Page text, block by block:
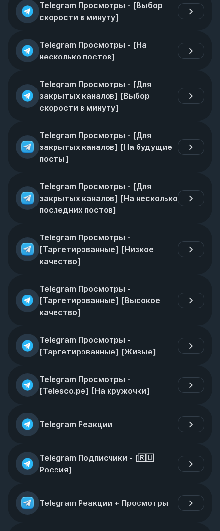
Telegram Просмотры - [Выбор
скорости в минуту]
Telegram Просмотры - [На
несколько постов]
Telegram Просмотры - [Для
закрытых каналов] [Выбор
скорости в минуту]
Telegram Просмотры - [Для
закрытых каналов] [На будущие
посты]
Telegram Просмотры - [Для
закрытых каналов] [На несколько
последних постов]
Telegram Просмотры -
[Таргетированные] [Низкое
качество]
Telegram Просмотры -
[Таргетированные] [Высокое
качество]
Telegram Просмотры -
[Таргетированные] [Живые]
Telegram Просмотры -
[Telesco.pe] [На кружочки]
Telegram Реакции
Telegram Подписчики - [🇷🇺
Россия]
Telegram Реакции + Просмотры